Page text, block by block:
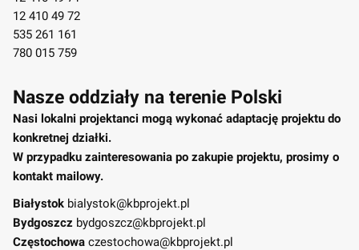
12 410 49 72
535 261 161
780 015 759
Nasze oddziały na terenie Polski
Nasi lokalni projektanci mogą wykonać adaptację projektu do
konkretnej działki.
W przypadku zainteresowania po zakupie projektu, prosimy o
kontakt mailowy.
Białystok bialystok@kbprojekt.pl
Bydgoszcz bydgoszcz@kbprojekt.pl
Częstochowa czestochowa@kbprojekt.pl